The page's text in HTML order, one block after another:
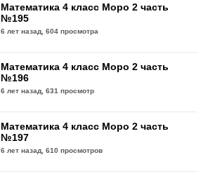
Математика 4 класс Моро 2 часть
№195
6 лет назад,604 просмотра
Математика 4 класс Моро 2 часть
№196
6 лет назад,631 просмотр
Математика 4 класс Моро 2 часть
№197
6 лет назад,610 просмотров